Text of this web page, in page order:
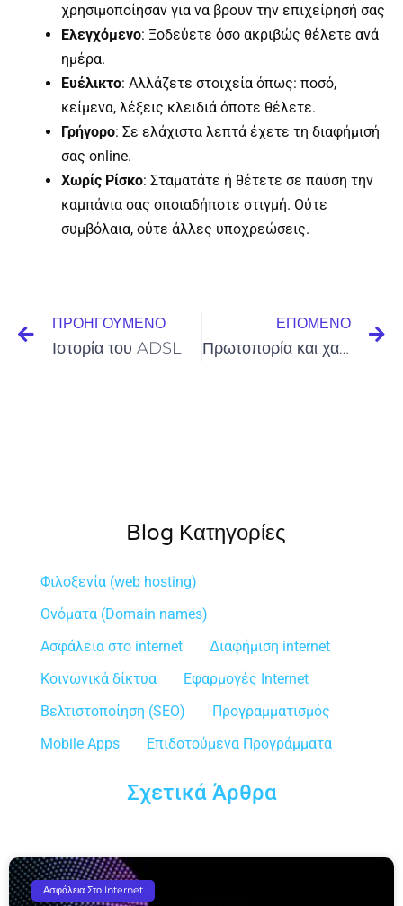
χρησιμοποίησαν για να βρουν την επιχείρησή σας
Ελεγχόμενο: Ξοδεύετε όσο ακριβώς θέλετε ανά
ημέρα.
Ευέλικτο: Αλλάζετε στοιχεία όπως: ποσό,
κείμενα, λέξεις κλειδιά όποτε θέλετε.
Γρήγορο: Σε ελάχιστα λεπτά έχετε τη διαφήμισή
σας online.
Χωρίς Ρίσκο: Σταματάτε ή θέτετε σε παύση την
καμπάνια σας οποιαδήποτε στιγμή. Ούτε
συμβόλαια, ούτε άλλες υποχρεώσεις.
ΠΡΟΗΓΟΎΜΕΝΟ
Ιστορία του ADSL
ΕΠΌΜΕΝΟ
Πρωτοπορία και χαλάρωση στα γραφεία της Google στο Λονδίνο
Blog Κατηγορίες
Φιλοξενία (web hosting)
Ονόματα (Domain names)
Ασφάλεια στο internet
Διαφήμιση internet
Κοινωνικά δίκτυα
Εφαρμογές Internet
Βελτιστοποίηση (SEO)
Προγραμματισμός
Mobile Apps
Επιδοτούμενα Προγράμματα
Σχετικά Άρθρα
Ασφάλεια Στο Internet